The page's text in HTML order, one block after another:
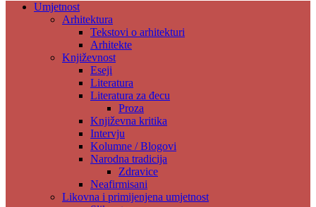
Umjetnost
Arhitektura
Tekstovi o arhitekturi
Arhitekte
Književnost
Eseji
Literatura
Literatura za đecu
Proza
Književna kritika
Intervju
Kolumne / Blogovi
Narodna tradicija
Zdravice
Neafirmisani
Likovna i primijenjena umjetnost